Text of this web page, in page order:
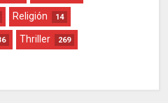
Religión 14
Thriller 269